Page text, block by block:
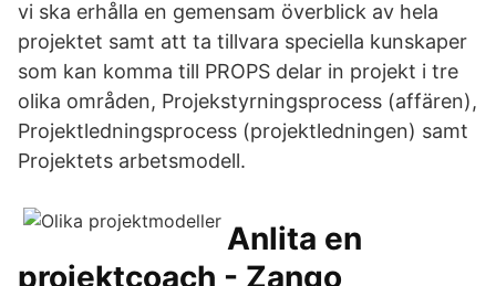
vi ska erhålla en gemensam överblick av hela
projektet samt att ta tillvara speciella kunskaper
som kan komma till PROPS delar in projekt i tre
olika områden, Projekstyrningsprocess (affären),
Projektledningsprocess (projektledningen) samt
Projektets arbetsmodell.
Anlita en
projektcoach - Zango